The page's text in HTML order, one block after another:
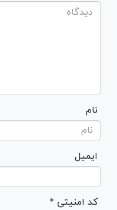
نام
ایمیل
* کد امنیتی